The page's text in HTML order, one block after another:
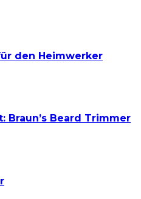
den Heimwerker
Beard Trimmer